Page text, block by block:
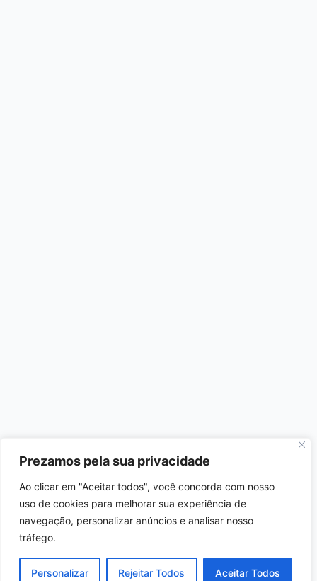
Prezamos pela sua privacidade
Ao clicar em "Aceitar todos", você concorda com nosso
uso de cookies para melhorar sua experiência de
navegação, personalizar anúncios e analisar nosso
tráfego.
Personalizar Rejeitar Todos Aceitar Todos